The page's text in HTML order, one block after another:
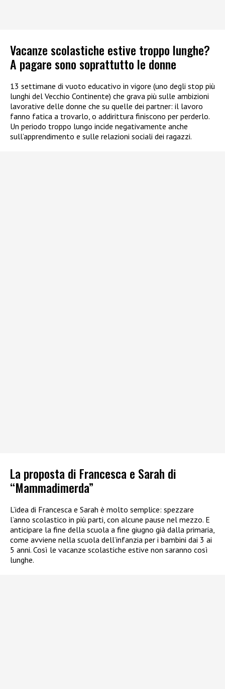
Vacanze scolastiche estive troppo lunghe?
A pagare sono soprattutto le donne
13 settimane di vuoto educativo in vigore (uno degli stop più
lunghi del Vecchio Continente) che grava più sulle ambizioni
lavorative delle donne che su quelle dei partner: il lavoro
fanno fatica a trovarlo, o addirittura finiscono per perderlo.
Un periodo troppo lungo incide negativamente anche
sull’apprendimento e sulle relazioni sociali dei ragazzi.
La proposta di Francesca e Sarah di
“Mammadimerda”
L’idea di Francesca e Sarah è molto semplice: spezzare
l’anno scolastico in più parti, con alcune pause nel mezzo. E
anticipare la fine della scuola a fine giugno già dalla primaria,
come avviene nella scuola dell’infanzia per i bambini dai 3 ai
5 anni. Così le vacanze scolastiche estive non saranno così
lunghe.